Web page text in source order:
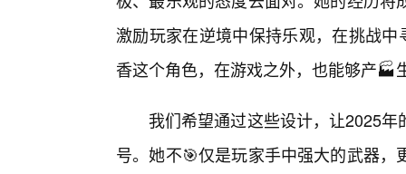
激励玩家在逆境中保持乐观，在挑战
香这个角色，在游戏之外，也能够产🏭
我们希望通过这些设计，让2025年
号。她不🎯仅是玩家手中强大的武器